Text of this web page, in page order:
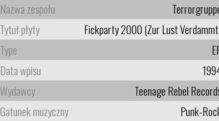
Nazwa zespołu
Tytuł płyty
Fickparty 2000 (Zur Lust
Type
Data wpisu
Wydawcy
Teenage Rebel
Gatunek muzyczny
Punk-